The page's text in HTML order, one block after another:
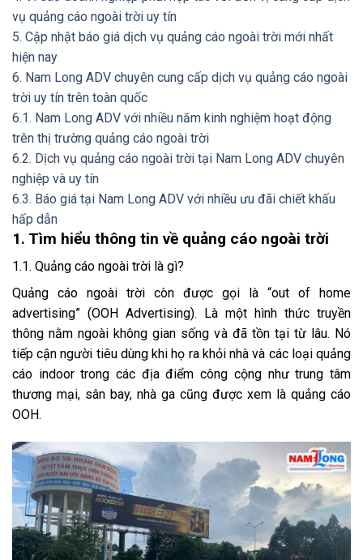
vụ quảng cáo ngoài trời uy tín
5. Cập nhật báo giá dịch vụ quảng cáo ngoài trời mới nhất
hiện nay
6. Nam Long ADV chuyên cung cấp dịch vụ quảng cáo ngoài
trời uy tín trên toàn quốc
6.1. Nam Long ADV với nhiều năm kinh nghiệm hoạt động
trên thị trường quảng cáo ngoài trời
6.2. Dịch vụ quảng cáo ngoài trời tại Nam Long ADV chuyên
nghiệp và uy tín
6.3. Báo giá tại Nam Long ADV với nhiều ưu đãi chiết khấu
hấp dẫn
1. Tìm hiểu thông tin về quảng cáo ngoài trời
1.1. Quảng cáo ngoài trời là gì?
Quảng cáo ngoài trời còn được gọi là “out of home
advertising” (OOH Advertising). Là một hình thức truyền
thông nằm ngoài không gian sống và đã tồn tại từ lâu. Nó
tiếp cận người tiêu dùng khi họ ra khỏi nhà và các loại quảng
cáo indoor trong các địa điểm công cộng như trung tâm
thương mại, sân bay, nhà ga cũng được xem là quảng cáo
OOH.